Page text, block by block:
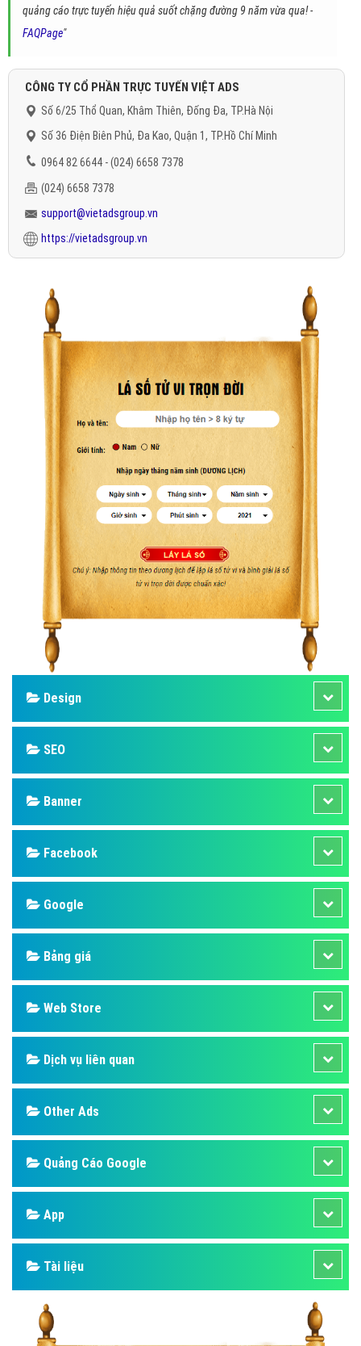
quảng cáo trực tuyến hiệu quả suốt chặng đường 9 năm vừa qua! -
FAQPage"
CÔNG TY CỔ PHẦN TRỰC TUYẾN VIỆT ADS
Số 6/25 Thổ Quan, Khâm Thiên, Đống Đa, TP.Hà Nội
Số 36 Điện Biên Phủ, Đa Kao, Quận 1, TP.Hồ Chí Minh
0964 82 6644 - (024) 6658 7378
(024) 6658 7378
support@vietadsgroup.vn
https://vietadsgroup.vn
Design
SEO
Banner
Facebook
Google
Bảng giá
Web Store
Dịch vụ liên quan
Other Ads
Quảng Cáo Google
App
Tài liệu